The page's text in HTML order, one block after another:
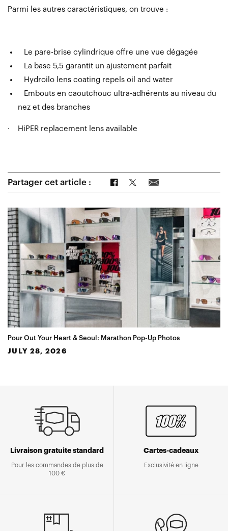
Parmi les autres caractéristiques, on trouve :
Le pare-brise cylindrique offre une vue dégagée
La base 5,5 garantit un ajustement parfait
Hydroilo lens coating repels oil and water
Embouts en caoutchouc ultra-adhérents au niveau du
nez et des branches
· HiPER replacement lens available
Partager cet article : Partager sur Facebook
Partager sur TwitterPartager par e-mail
Pour Out Your Heart & Seoul: Marathon Pop-Up Photos
JULY 28, 2026
Livraison gratuite standard
Pour les commandes de plus de
100 €
Cartes-cadeaux
Exclusivité en ligne